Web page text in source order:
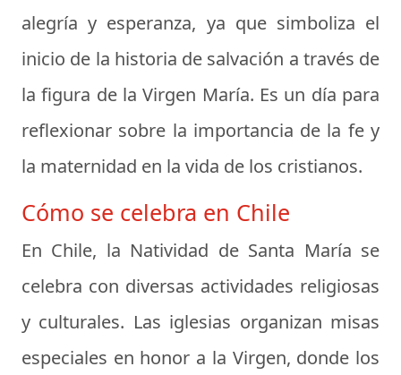
alegría y esperanza, ya que simboliza el
inicio de la historia de salvación a través de
la figura de la Virgen María. Es un día para
reflexionar sobre la importancia de la fe y
la maternidad en la vida de los cristianos.
Cómo se celebra en Chile
En Chile, la Natividad de Santa María se
celebra con diversas actividades religiosas
y culturales. Las iglesias organizan misas
especiales en honor a la Virgen, donde los